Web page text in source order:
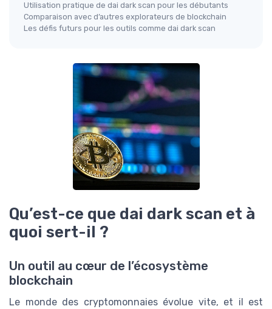
Utilisation pratique de dai dark scan pour les débutants
Comparaison avec d’autres explorateurs de blockchain
Les défis futurs pour les outils comme dai dark scan
Qu’est-ce que dai dark scan et à
quoi sert-il ?
Un outil au cœur de l’écosystème
blockchain
Le monde des cryptomonnaies évolue vite, et il est